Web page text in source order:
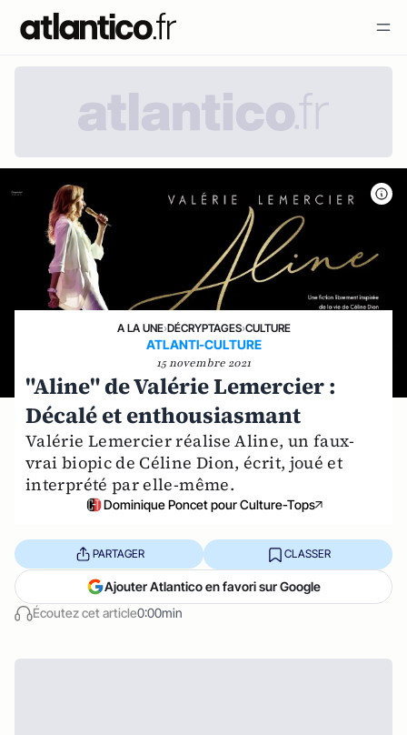
A LA UNE›DÉCRYPTAGES›CULTURE
ATLANTI-CULTURE
15 novembre 2021
"Aline" de Valérie Lemercier :
Décalé et enthousiasmant
Valérie Lemercier réalise Aline, un faux-
vrai biopic de Céline Dion, écrit, joué et
interprété par elle-même.
Dominique Poncet pour Culture-Tops
Écoutez cet article0:00min
PARTAGER CLASSER
Ajouter Atlantico en favori sur Google